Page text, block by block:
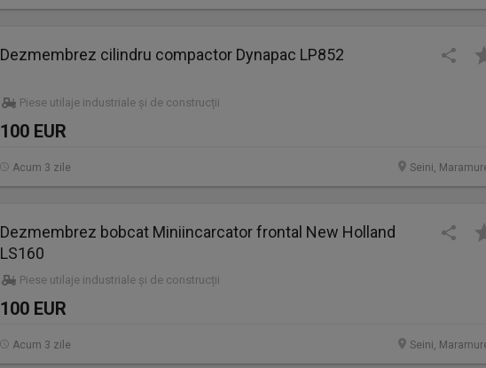
Dezmembrez cilindru compactor Dynapac LP852
Piese utilaje industriale și de construcții
100 EUR
Seini,
Acum 3 zile
Dezmembrez bobcat Miniincarcator frontal New Holland
LS160
Piese utilaje industriale și de construcții
100 EUR
Seini,
Acum 3 zile